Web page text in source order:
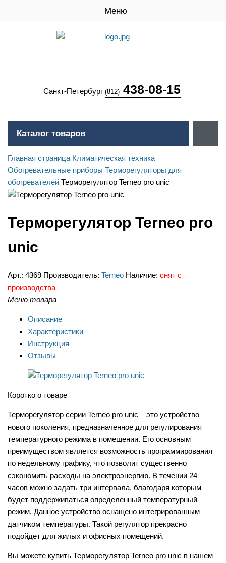
Меню
Санкт-Петербург (812) 438-08-15
Каталог товаров
Главная страница Климатическая техника
Обогревательные приборы Терморегуляторы для
обогревателей Терморегулятор Terneo pro unic
Терморегулятор Terneo pro
unic
Арт.: 4369 Производитель: Terneo Наличие: снят с
производства
Меню товара
Описание
Характеристики
Инструкция
Отзывы
Коротко о товаре
Терморегулятор серии Terneo pro unic – это устройство
нового поколения, предназначенное для регулирования
температурного режима в помещении. Его основным
преимуществом является возможность программирования
по недельному графику, что позволит существенно
сэкономить расходы на электроэнергию. В течении 24
часов можно задать три интервала, благодаря которым
будет поддерживаться определенный температурный
режим. Данное устройство оснащено интегрированным
датчиком температуры. Такой регулятор прекрасно
подойдет для жилых и офисных помещений.
Вы можете купить Терморегулятор Terneo pro unic в нашем